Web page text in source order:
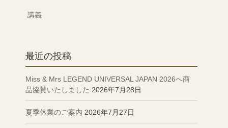
講義
最近の投稿
Miss & Mrs LEGEND UNIVERSAL JAPAN 2026へ商
品協賛いたしました 2026年7月28日
夏季休業のご案内 2026年7月27日